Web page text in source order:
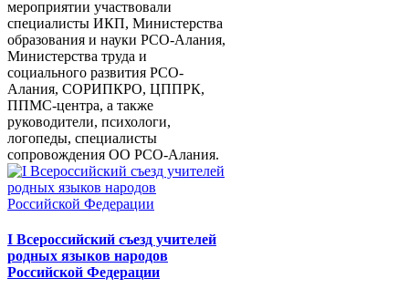
мероприятии участвовали
специалисты ИКП, Министерства
образования и науки РСО-Алания,
Министерства труда и
социального развития РСО-
Алания, СОРИПКРО, ЦППРК,
ППМС-центра, а также
руководители, психологи,
логопеды, специалисты
сопровождения ОО РСО-Алания.
I Всероссийский съезд учителей
родных языков народов
Российской Федерации